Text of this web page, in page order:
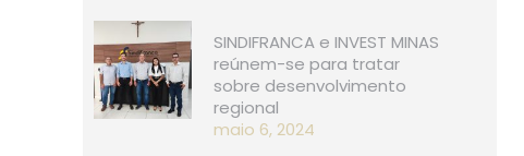
SINDIFRANCA e INVEST MINAS
reúnem-se para tratar
sobre desenvolvimento
regional
maio 6, 2024